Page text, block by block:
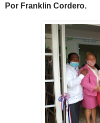
Por Franklin Cordero.